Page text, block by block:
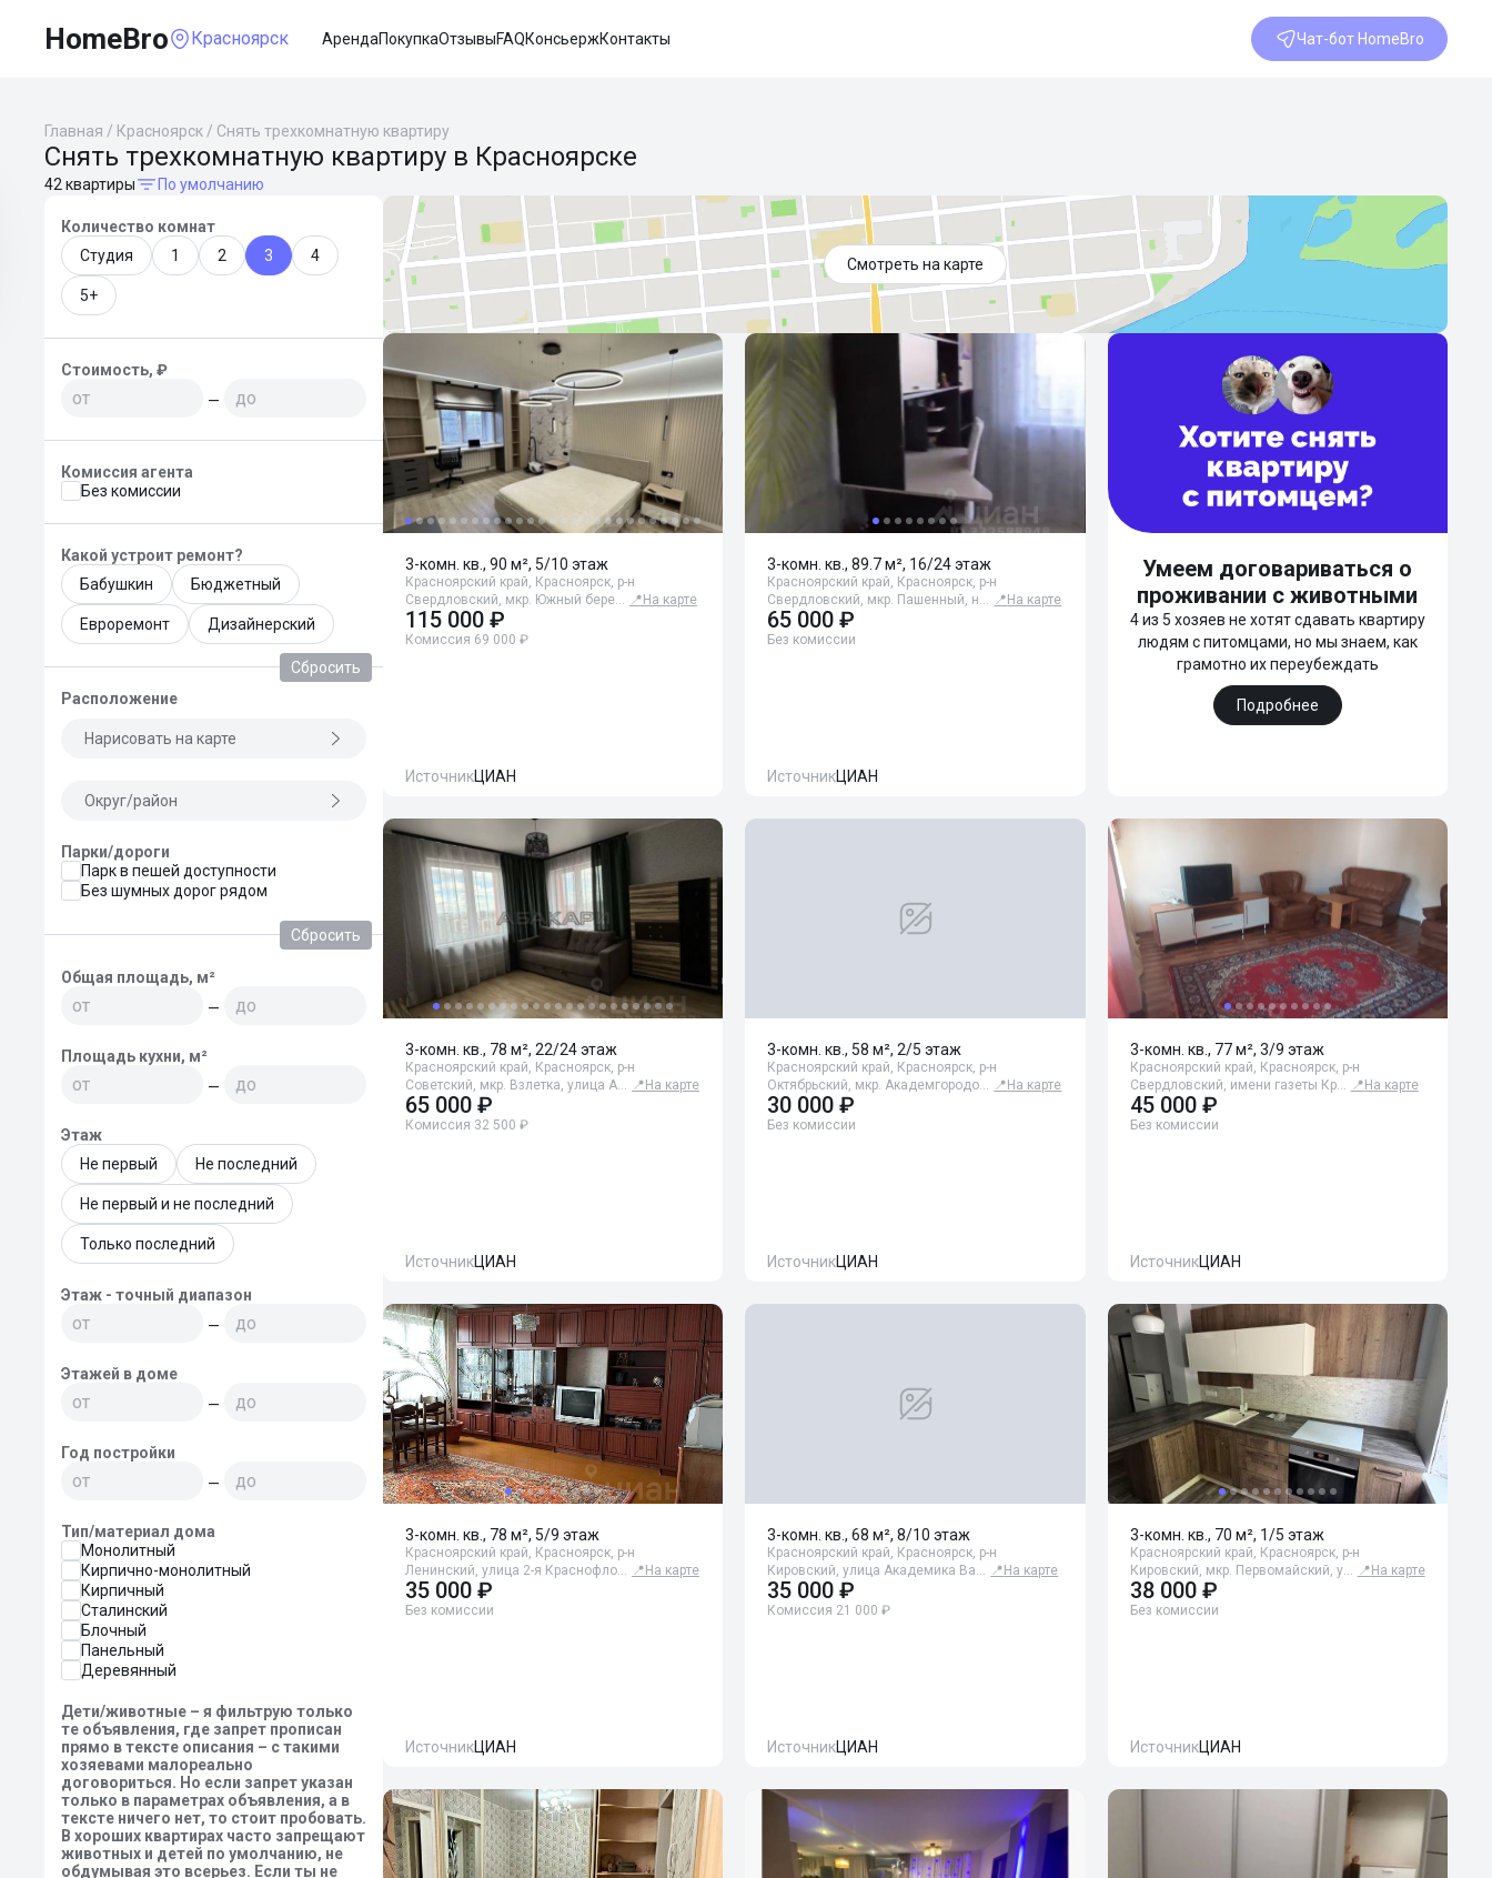
HomeBro Красноярск АрендаПокупкаОтзывыFAQКонсьержКонтакты Чат-бот HomeBro
Главная / Красноярск / Снять трехкомнатную квартиру
Снять трехкомнатную квартиру в Красноярске
42 квартиры По умолчанию
Количество комнат
Студия
1 2 3 4
5+
Стоимость, ₽
—
Комиссия агента
Без комиссии
Какой устроит ремонт?
Бабушкин
Бюджетный
Евроремонт Дизайнерский
Сбросить
Расположение
Нарисовать на карте
Округ/район
Парки/дороги
Парк в пешей доступности
Без шумных дорог рядом
Сбросить
Общая площадь, м²
—
Площадь кухни, м²
—
Этаж
Не первый
Не последний
Не первый и не последний
Только последний
Этаж - точный диапазон
—
Этажей в доме
—
Год постройки
—
Тип/материал дома
Монолитный
Кирпично-монолитный
Кирпичный
Сталинский
Блочный
Панельный
Деревянный
Дети/животные – я фильтрую только
те объявления, где запрет прописан
прямо в тексте описания – с такими
хозяевами малореально
договориться. Но если запрет указан
только в параметрах объявления, а в
тексте ничего нет, то стоит пробовать.
В хороших квартирах часто запрещают
животных и детей по умолчанию, не
обдумывая это всерьез. Если ты не
Смотреть на карте
3-комн. кв., 90 м², 5/10 этаж
Красноярский край, Красноярск, р-н
Свердловский, мкр. Южный бере… 📍 На карте
115 000 ₽
Комиссия 69 000 ₽
ИсточникЦИАН
3-комн. кв., 89.7 м², 16/24 этаж
Красноярский край, Красноярск, р-н
Свердловский, мкр. Пашенный, н… 📍 На карте
65 000 ₽
Без комиссии
ИсточникЦИАН
Умеем договариваться о
проживании с животными
4 из 5 хозяев не хотят сдавать квартиру
людям с питомцами, но мы знаем, как
грамотно их переубеждать
Подробнее
3-комн. кв., 78 м², 22/24 этаж
Красноярский край, Красноярск, р-н
Советский, мкр. Взлетка, улица А… 📍 На карте
65 000 ₽
Комиссия 32 500 ₽
ИсточникЦИАН
3-комн. кв., 58 м², 2/5 этаж
Красноярский край, Красноярск, р-н
Октябрьский, мкр. Академгородо… 📍 На карте
30 000 ₽
Без комиссии
ИсточникЦИАН
3-комн. кв., 77 м², 3/9 этаж
Красноярский край, Красноярск, р-н
Свердловский, имени газеты Кр… 📍 На карте
45 000 ₽
Без комиссии
ИсточникЦИАН
3-комн. кв., 78 м², 5/9 этаж
Красноярский край, Красноярск, р-н
Ленинский, улица 2-я Краснофло… 📍 На карте
35 000 ₽
Без комиссии
ИсточникЦИАН
3-комн. кв., 68 м², 8/10 этаж
Красноярский край, Красноярск, р-н
Кировский, улица Академика Ва… 📍 На карте
35 000 ₽
Комиссия 21 000 ₽
ИсточникЦИАН
3-комн. кв., 70 м², 1/5 этаж
Красноярский край, Красноярск, р-н
Кировский, мкр. Первомайский, у… 📍 На карте
38 000 ₽
Без комиссии
ИсточникЦИАН